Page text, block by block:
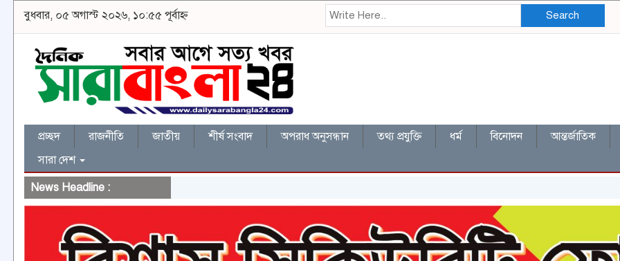
বুধবার, ০৫ অগাস্ট ২০২৬, ১০:৫৫ পূর্বাহ্ন Search
প্রচ্ছদ রাজনীতি জাতীয় শীর্ষ সংবাদ অপরাধ অনুসন্ধান তথ্য প্রযুক্তি ধর্ম বিনোদন আন্তর্জাতিক
সারা দেশ
News Headline :